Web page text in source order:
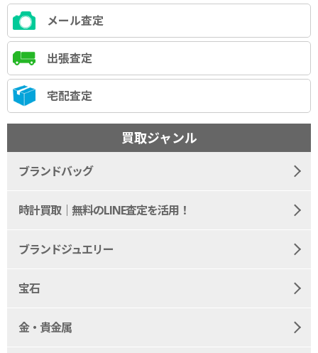
メール査定
出張査定
宅配査定
買取ジャンル
ブランドバッグ
時計買取｜無料のLINE査定を活用！
ブランドジュエリー
宝石
金・貴金属